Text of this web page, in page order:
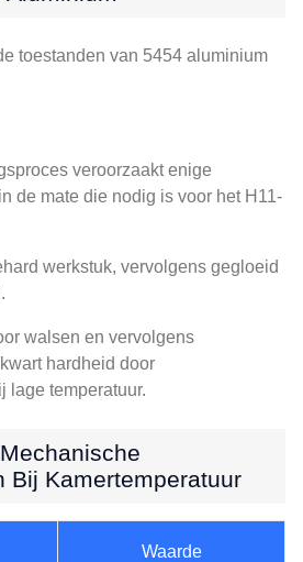
toestanden van 5454 aluminium
veroorzaakt enige
de mate die nodig is voor het H11-
werkstuk, vervolgens gegloeid
walsen en vervolgens
hardheid door
lage temperatuur.
Bij Kamertemperatuur
Waarde